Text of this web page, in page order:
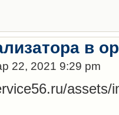
в
22, 2021 9:29 pm
assets/